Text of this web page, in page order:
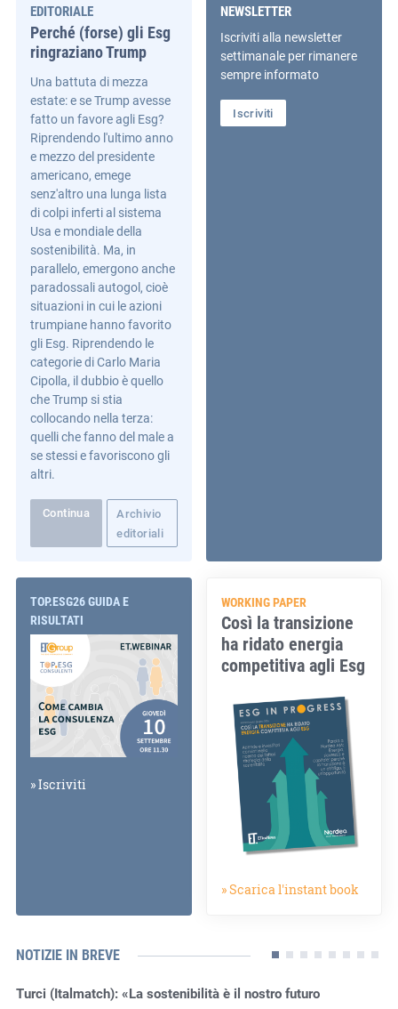
EDITORIALE
Perché (forse) gli Esg
ringraziano Trump
Una battuta di mezza
estate: e se Trump avesse
fatto un favore agli Esg?
Riprendendo l'ultimo anno
e mezzo del presidente
americano, emege
senz'altro una lunga lista
di colpi inferti al sistema
Usa e mondiale della
sostenibilità. Ma, in
parallelo, emergono anche
paradossali autogol, cioè
situazioni in cui le azioni
trumpiane hanno favorito
gli Esg. Riprendendo le
categorie di Carlo Maria
Cipolla, il dubbio è quello
che Trump si stia
collocando nella terza:
quelli che fanno del male a
se stessi e favoriscono gli
altri.
Continua
Archivio
editoriali
NEWSLETTER
Iscriviti alla newsletter
settimanale per rimanere
sempre informato
Iscriviti
TOP.ESG26 GUIDA E
RISULTATI
» Iscriviti
WORKING PAPER
Così la transizione
ha ridato energia
competitiva agli Esg
» Scarica l'instant book
NOTIZIE IN BREVE
Turci (Italmatch): «La sostenibilità è il nostro futuro